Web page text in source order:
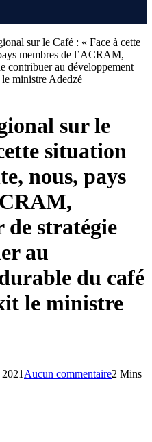
sur le Café : « Face à cette
membres de l’ACRAM,
contribuer au développement
ministre Adedzé
sur le
situation
nous, pays
de stratégie
au
du café
le ministre
Aucun commentaire2 Mins